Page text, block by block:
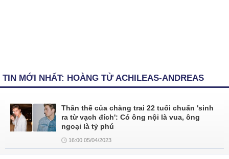
TIN MỚI NHẤT: HOÀNG TỬ ACHILEAS-ANDREAS
Thân thế của chàng trai 22 tuổi chuẩn 'sinh
ra từ vạch đích': Có ông nội là vua, ông
ngoại là tỷ phú
16:00 05/04/2023